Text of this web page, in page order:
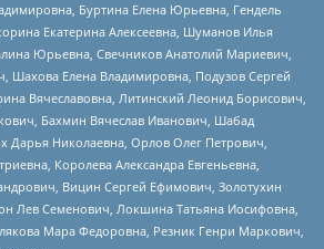
Буртина Елена Юрьевна, Гендель
Екатерина Алексеевна, Шуманов Илья
Юрьевна, Свечников Анатолий Мариевич,
Елена Владимировна, Подузов Сергей
Вячеславовна, Литинский Леонид Борисович,
Бахмин Вячеслав Иванович, Шабад
Дарья Николаевна, Орлов Олег Петрович,
Королева Александра Евгеньевна,
Вицин Сергей Ефимович, Золотухин
Лев Семенович, Локшина Татьяна Иосифовна,
Мара Федоровна, Резник Генри Маркович,